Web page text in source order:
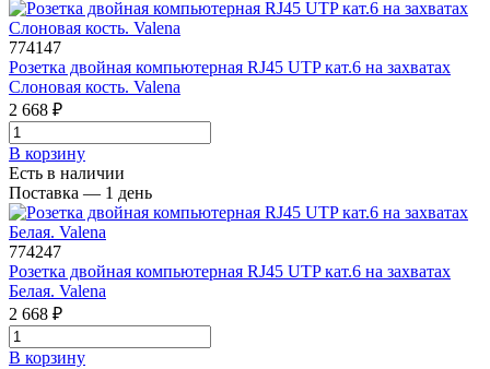
774147
Розетка двойная компьютерная RJ45 UTP кат.6 на захватах
Слоновая кость. Valena
2 668 ₽
В корзинy
Есть в наличии
Поставка — 1 день
774247
Розетка двойная компьютерная RJ45 UTP кат.6 на захватах
Белая. Valena
2 668 ₽
В корзинy